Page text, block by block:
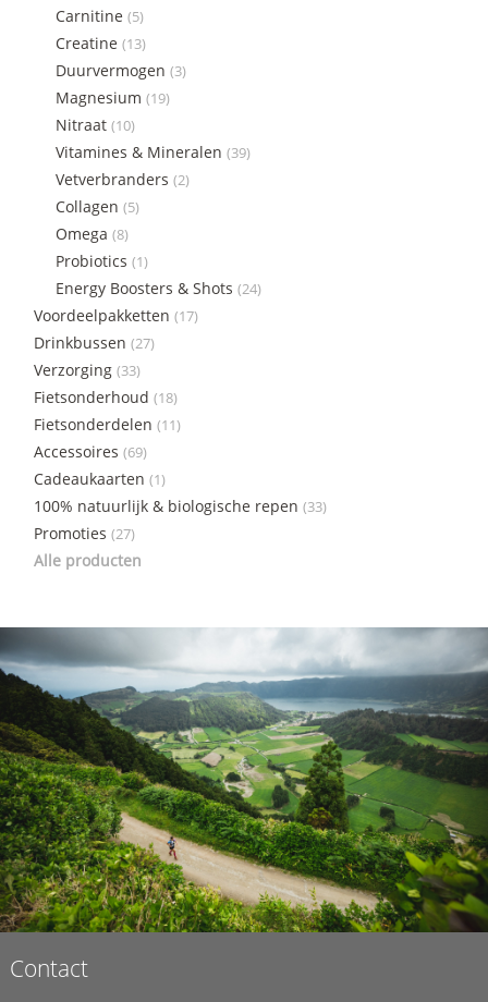
Carnitine (5)
Creatine (13)
Duurvermogen (3)
Magnesium (19)
Nitraat (10)
Vitamines & Mineralen (39)
Vetverbranders (2)
Collagen (5)
Omega (8)
Probiotics (1)
Energy Boosters & Shots (24)
Voordeelpakketten (17)
Drinkbussen (27)
Verzorging (33)
Fietsonderhoud (18)
Fietsonderdelen (11)
Accessoires (69)
Cadeaukaarten (1)
100% natuurlijk & biologische repen (33)
Promoties (27)
Alle producten
Contact